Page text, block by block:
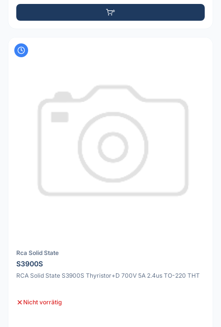
Rca Solid State
S3900S
RCA Solid State S3900S Thyristor+D 700V 5A 2.4us TO-220 THT
Nicht vorrätig